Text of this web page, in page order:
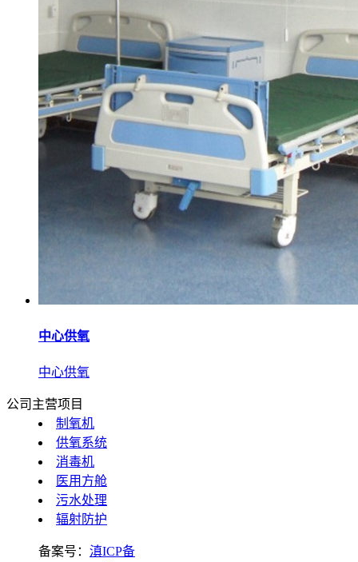
中心供氧
中心供氧
公司主营项目
制氧机
供氧系统
消毒机
医用方舱
污水处理
辐射防护
备案号： 滇ICP备